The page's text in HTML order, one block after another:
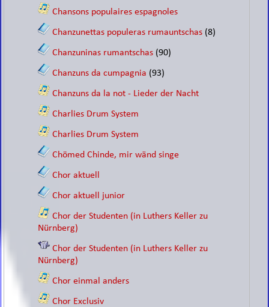
Chansons populaires espagnoles
Chanzunettas populeras rumauntschas (8)
Chanzuninas rumantschas (90)
Chanzuns da cumpagnia (93)
Chanzuns da la not - Lieder der Nacht
Charlies Drum System
Charlies Drum System
Chömed Chinde, mir wänd singe
Chor aktuell
Chor aktuell junior
Chor der Studenten (in Luthers Keller zu
Nürnberg)
Chor der Studenten (in Luthers Keller zu
Nürnberg)
Chor einmal anders
Chor Exclusiv